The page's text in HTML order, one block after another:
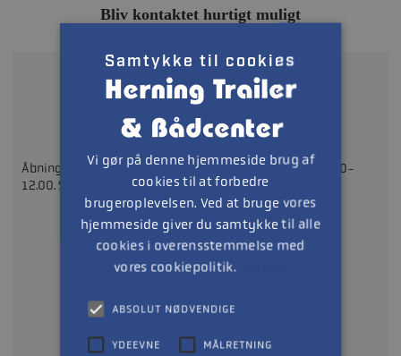
Bliv kontaktet hurtigt muligt
Ring på97142211
Åbningstider: Mandag - Fredag 08.30-17.30 Lørdag: 09.00-
12.00. Søndag: LUKKET
eller
Udfyld formularen
Så kontakter vi dig, så hurtigt som muligt
Samtykke til cookies
Vi gør på denne hjemmeside brug af
cookies til at forbedre
brugeroplevelsen. Ved at bruge vores
hjemmeside giver du samtykke til alle
cookies i overensstemmelse med
vores cookiepolitik.
ABSOLUT NØDVENDIGE
YDEEVNE MÅLRETNING